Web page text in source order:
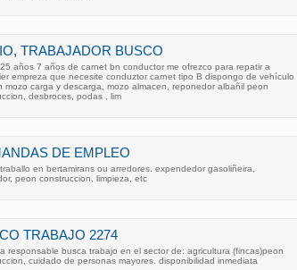
TRABAJADOR BUSCO
años 7 años de carnet bn conductor me ofrezco para repatir a
empreza que necesite conduztor carnet tipo B dispongo de vehículo
mozo carga y descarga, mozo almacen, reponedor albañil peon
desbroces, podas , lim
DE EMPLEO
en bertamirans ou arredores. expendedor gasoliñeira,
peon construccion, limpieza, etc
TRABAJO 2274
responsable busca trabajo en el sector de: agricultura (fincas)peon
cuidado de personas mayores. disponibilidad inmediata